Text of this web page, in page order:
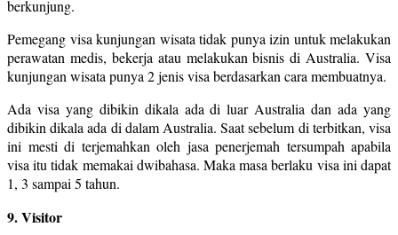
berkunjung.
Pemegang visa kunjungan wisata tidak punya izin untuk melakukan
perawatan medis, bekerja atau melakukan bisnis di Australia. Visa
kunjungan wisata punya 2 jenis visa berdasarkan cara membuatnya.
Ada visa yang dibikin dikala ada di luar Australia dan ada yang
dibikin dikala ada di dalam Australia. Saat sebelum di terbitkan, visa
ini mesti di terjemahkan oleh jasa penerjemah tersumpah apabila
visa itu tidak memakai dwibahasa. Maka masa berlaku visa ini dapat
1, 3 sampai 5 tahun.
9. Visitor